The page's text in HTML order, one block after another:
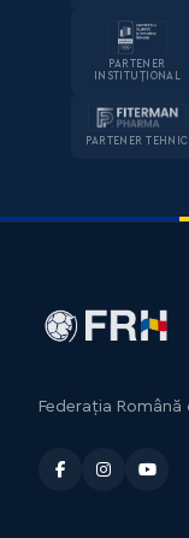
PARTENER
INSTITUȚIONAL
PARTENER TEHNIC
Federația Română